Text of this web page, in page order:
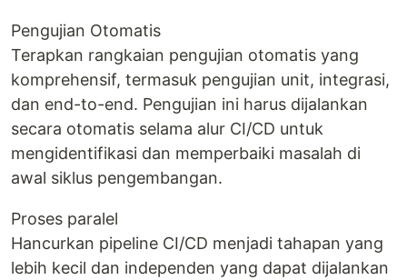
Pengujian Otomatis
Terapkan rangkaian pengujian otomatis yang
komprehensif, termasuk pengujian unit, integrasi,
dan end-to-end. Pengujian ini harus dijalankan
secara otomatis selama alur CI/CD untuk
mengidentifikasi dan memperbaiki masalah di
awal siklus pengembangan.
Proses paralel
Hancurkan pipeline CI/CD menjadi tahapan yang
lebih kecil dan independen yang dapat dijalankan